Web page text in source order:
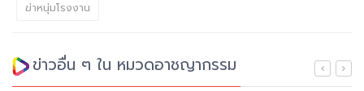
ฆ่าหนุ่มโรงงาน
ข่าวอื่น ๆ ใน หมวดอาชญากรรม